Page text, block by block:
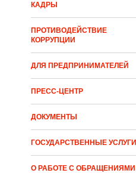
КАДРЫ
ПРОТИВОДЕЙСТВИЕ
КОРРУПЦИИ
ДЛЯ ПРЕДПРИНИМАТЕЛЕЙ
ПРЕСС-ЦЕНТР
ДОКУМЕНТЫ
ГОСУДАРСТВЕННЫЕ УСЛУГИ
О РАБОТЕ С ОБРАЩЕНИЯМИ